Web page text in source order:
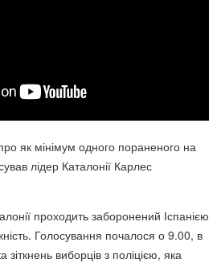
як мінімум одного пораненого на
лідер Каталонії Карлес
проходить заборонений Іспанією
Голосування почалося о 9.00, в
зіткнень виборців з поліцією, яка